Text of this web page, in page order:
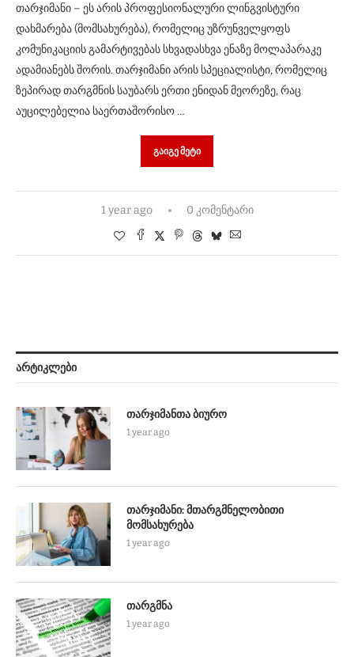
თარჯიმანი – ეს არის პროფესიონალური ლინგვისტური
დახმარება (მომსახურება), რომელიც უზრუნველყოფს
კომუნიკაციის გამარტივებას სხვადასხვა ენაზე მოლაპარაკე
ადამიანებს შორის. თარჯიმანი არის სპეციალისტი, რომელიც
ზეპირად თარგმნის საუბარს ერთი ენიდან მეორეზე, რაც
აუცილებელია საერთაშორისო …
ᲒᲐᲘᲒᲔ ᲛᲔᲢᲘ
1 year ago 0 კომენტარი
ᲐᲠᲢᲘᲙᲚᲔᲑᲘ
თარჯიმანთა ბიურო
1 year ago
თარჯიმანი: მთარგმნელობითი
მომსახურება
1 year ago
თარგმნა
1 year ago